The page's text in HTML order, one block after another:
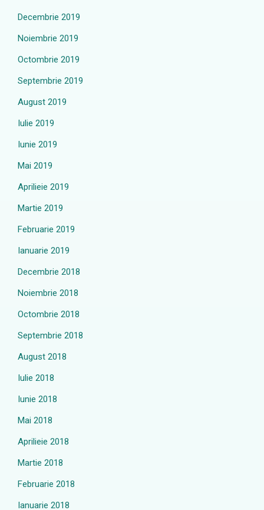
Decembrie 2019
Noiembrie 2019
Octombrie 2019
Septembrie 2019
August 2019
Iulie 2019
Iunie 2019
Mai 2019
Aprilieie 2019
Martie 2019
Februarie 2019
Ianuarie 2019
Decembrie 2018
Noiembrie 2018
Octombrie 2018
Septembrie 2018
August 2018
Iulie 2018
Iunie 2018
Mai 2018
Aprilieie 2018
Martie 2018
Februarie 2018
Ianuarie 2018